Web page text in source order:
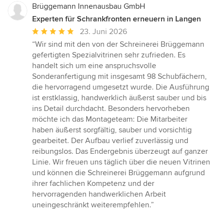
Brüggemann Innenausbau GmbH
Experten für Schrankfronten erneuern in Langen
Durchschnittliche
Bewertung:
5
von
5
Sternen
23. Juni 2026
“Wir sind mit den von der Schreinerei Brüggemann
gefertigten Spezialvitrinen sehr zufrieden. Es
handelt sich um eine anspruchsvolle
Sonderanfertigung mit insgesamt 98 Schubfächern,
die hervorragend umgesetzt wurde. Die Ausführung
ist erstklassig, handwerklich äußerst sauber und bis
ins Detail durchdacht. Besonders hervorheben
möchte ich das Montageteam: Die Mitarbeiter
haben äußerst sorgfältig, sauber und vorsichtig
gearbeitet. Der Aufbau verlief zuverlässig und
reibungslos. Das Endergebnis überzeugt auf ganzer
Linie. Wir freuen uns täglich über die neuen Vitrinen
und können die Schreinerei Brüggemann aufgrund
ihrer fachlichen Kompetenz und der
hervorragenden handwerklichen Arbeit
uneingeschränkt weiterempfehlen.”